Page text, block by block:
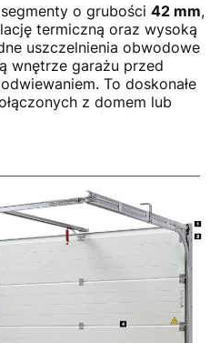
o grubości 42 mm,
termiczną oraz wysoką
uszczelnienia obwodowe
wnętrze garażu przed
To doskonałe
z domem lub